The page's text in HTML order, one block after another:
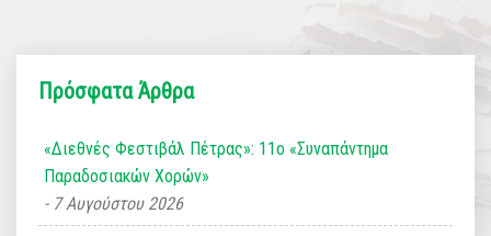
Πρόσφατα Άρθρα
«Διεθνές Φεστιβάλ Πέτρας»: 11ο «Συναπάντημα
Παραδοσιακών Χορών»
7 Αυγούστου 2026